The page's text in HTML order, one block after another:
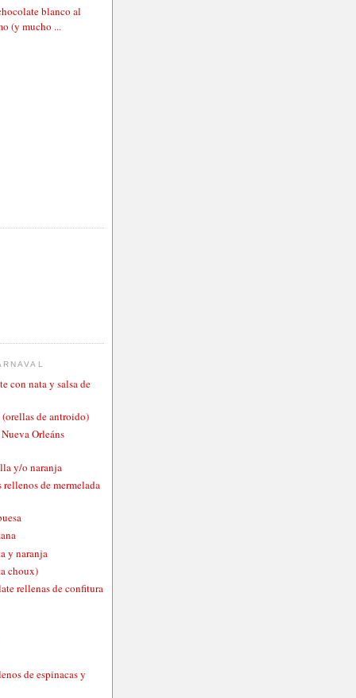
blanco al
(y mucho ...
con nata y salsa de
de antroido)
Orleáns
y/o naranja
de mermelada
y naranja
choux)
rellenas de confitura
de espinacas y